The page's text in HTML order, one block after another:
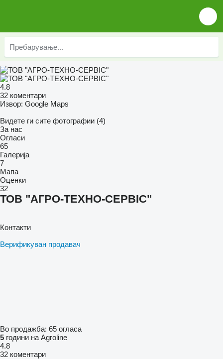
4.8
32 коментари
Извор: Google Maps
Видете ги сите фотографии (4)
За нас
Огласи
65
Галерија
7
Мапа
Оценки
32
ТОВ "АГРО-ТЕХНО-СЕРВІС"
Контакти
Верификуван продавач
Во продажба: 65 огласа
5 години на Agroline
4.8
32 коментари